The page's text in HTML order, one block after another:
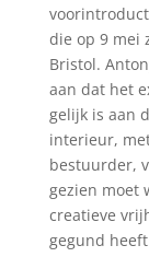
die op 9 mei
Bristol.
aan dat het
gelijk is aan
interieur,
bestuurder,
gezien moet
creatieve
gegund